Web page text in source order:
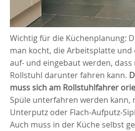
Wichtig für die Küchenplanung:
man kocht, die Arbeitsplatte und
auf- und eingebaut werden,
Rollstuhl darunter fahren kann.
muss sich am Rollstuhlfahrer
Spüle unterfahren werden kann,
Unterputz oder Flach-Aufputz-
Auch muss in der Küche selbst